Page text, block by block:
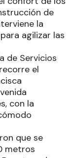
de
la
agilizar las
de Servicios
el
con la
que se
metros